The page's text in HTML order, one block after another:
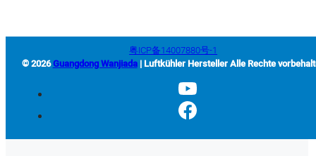
粤ICP备14007880号-1
© 2026Guangdong Wanjiada| Luftkühler Hersteller Alle Rechte